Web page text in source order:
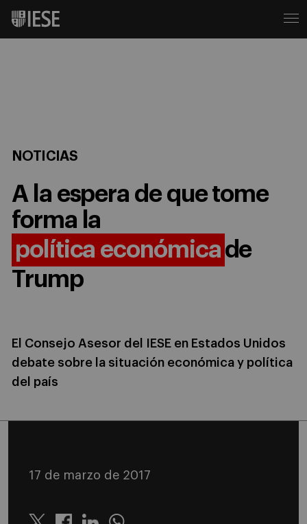
NOTICIAS
A la espera de que tome
forma la
política económica de
Trump
El Consejo Asesor del IESE en Estados Unidos
debate sobre la situación económica y política
del país
17 de marzo de 2017